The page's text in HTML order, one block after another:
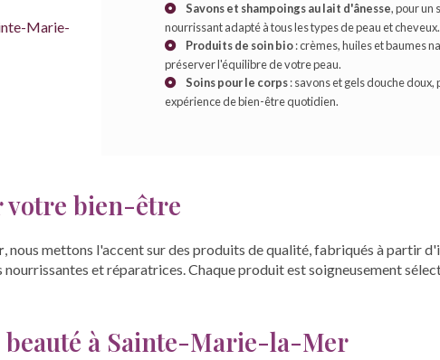
Marie-
Savons et shampoings au lait d'ânesse, pour un
nourrissant adapté à tous les types de peau et cheveux.
Produits de soin bio: crèmes, huiles et baumes
préserver l'équilibre de votre peau.
Soins pour le corps: savons et gels douche
expérience de bien-être quotidien.
votre bien-être
, nous mettons l'accent sur des produits de qualité, fabriqués à partir
nourrissantes et réparatrices. Chaque produit est soigneusement
à Sainte-Marie-la-Mer